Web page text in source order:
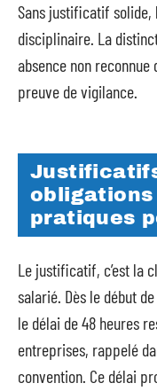
Sans justificatif solide,
disciplinaire. La
absence non
preuve de vigilance.
pratiques
Le justificatif, c’est la
salarié. Dès le début
le délai de 48 heures
entreprises, rappelé
convention. Ce délai